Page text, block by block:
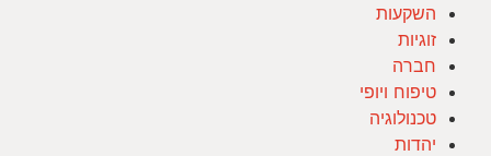
השקעות
זוגיות
חברה
טיפוח ויופי
טכנולוגיה
יהדות